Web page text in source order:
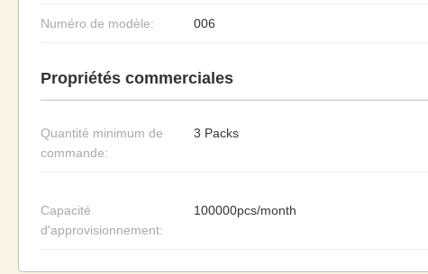
Numéro de modèle: 006
Propriétés commerciales
Quantité minimum de
commande:
3 Packs
Capacité
d'approvisionnement:
100000pcs/month